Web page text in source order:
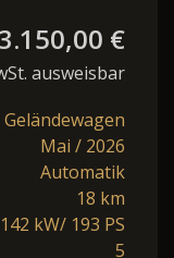
€
ausweisbar
Geländewagen
Mai / 2026
Automatik
18 km
142 kW/ 193 PS
5